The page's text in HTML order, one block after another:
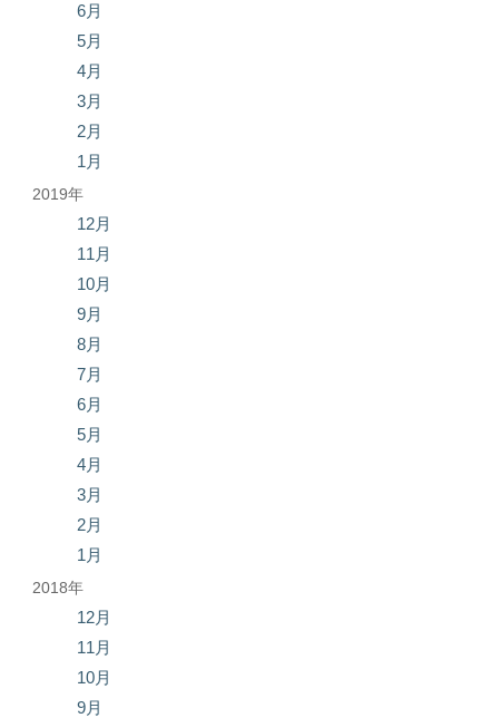
6月
5月
4月
3月
2月
1月
2019年
12月
11月
10月
9月
8月
7月
6月
5月
4月
3月
2月
1月
2018年
12月
11月
10月
9月